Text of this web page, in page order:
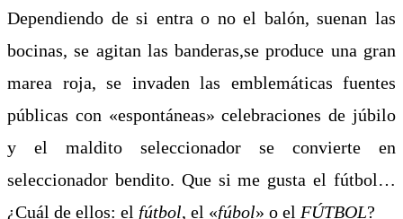
Dependiendo de si entra o no el balón, suenan las
bocinas, se agitan las banderas,se produce una gran
marea roja, se invaden las emblemáticas fuentes
públicas con «espontáneas» celebraciones de júbilo
y el maldito seleccionador se convierte en
seleccionador bendito. Que si me gusta el fútbol…
¿Cuál de ellos: el fútbol, el «fúbol» o el FÚTBOL?